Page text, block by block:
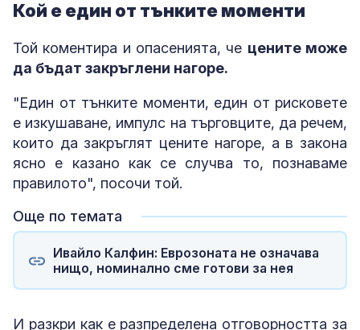
Кой е един от тънките моменти
Той коментира и опасенията, че цените може
да бъдат закръглени нагоре.
"Един от тънките моменти, един от рисковете
е изкушаване, импулс на търговците, да речем,
които да закръглят цените нагоре, а в закона
ясно е казано как се случва то, познаваме
правилото", посочи той.
Още по темата
Ивайло Калфин: Еврозоната не означава
нищо, номинално сме готови за нея
И разкри как е разпределена отговорността за